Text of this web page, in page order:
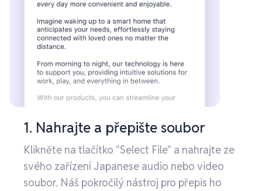
1. Nahrajte a přepište soubor
Klikněte na tlačítko "Select File" a nahrajte ze
svého zařízení Japanese audio nebo video
soubor. Náš pokročilý nástroj pro přepis ho